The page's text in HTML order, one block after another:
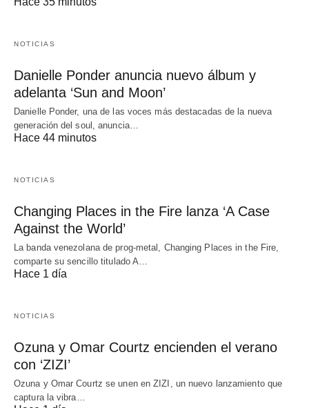
NOTICIAS
Danielle Ponder anuncia nuevo álbum y
adelanta ‘Sun and Moon’
Danielle Ponder, una de las voces más destacadas de la nueva
generación del soul, anuncia…
Hace 44 minutos
NOTICIAS
Changing Places in the Fire lanza ‘A Case
Against the World’
La banda venezolana de prog-metal, Changing Places in the Fire,
comparte su sencillo titulado A…
Hace 1 día
NOTICIAS
Ozuna y Omar Courtz encienden el verano
con ‘ZIZI’
Ozuna y Omar Courtz se unen en ZIZI, un nuevo lanzamiento que
captura la vibra…